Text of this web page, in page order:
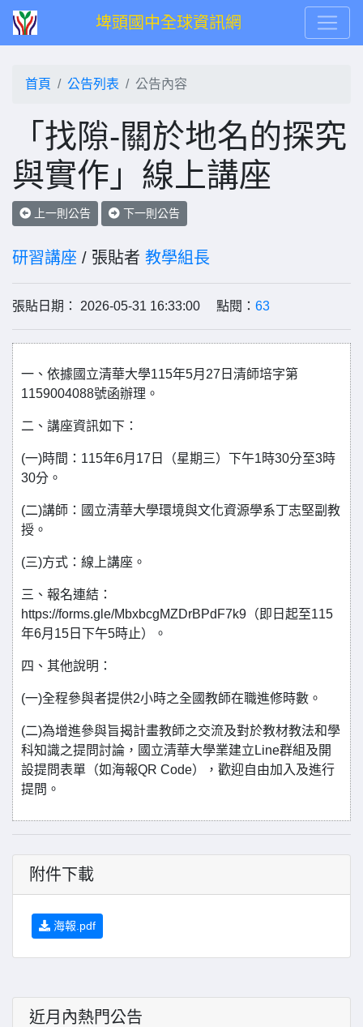
埤頭國中全球資訊網
首頁 公告列表 公告內容
「找隙-關於地名的探究
與實作」線上講座
上一則公告 下一則公告
研習講座 / 張貼者 教學組長
張貼日期： 2026-05-31 16:33:00 點閱： 63
一、依據國立清華大學115年5月27日清師培字第
1159004088號函辦理。
二、講座資訊如下：
(一)時間：115年6月17日（星期三）下午1時30分至3時
30分。
(二)講師：國立清華大學環境與文化資源學系丁志堅副教
授。
(三)方式：線上講座。
三、報名連結：
https://forms.gle/MbxbcgMZDrBPdF7k9（即日起至115
年6月15日下午5時止）。
四、其他說明：
(一)全程參與者提供2小時之全國教師在職進修時數。
(二)為增進參與旨揭計畫教師之交流及對於教材教法和學
科知識之提問討論，國立清華大學業建立Line群組及開
設提問表單（如海報QR Code），歡迎自由加入及進行
提問。
附件下載
海報.pdf
近月內熱門公告